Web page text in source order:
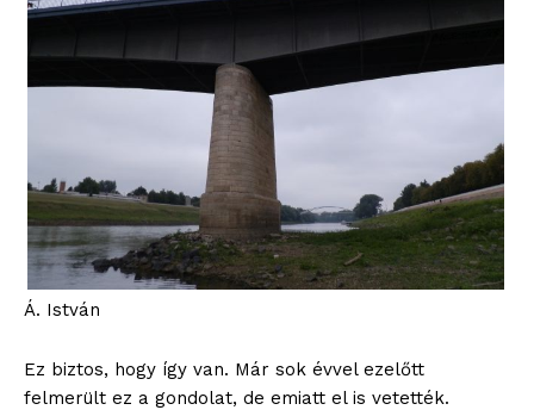
Á. István
Ez biztos, hogy így van. Már sok évvel ezelőtt
felmerült ez a gondolat, de emiatt el is vetették.